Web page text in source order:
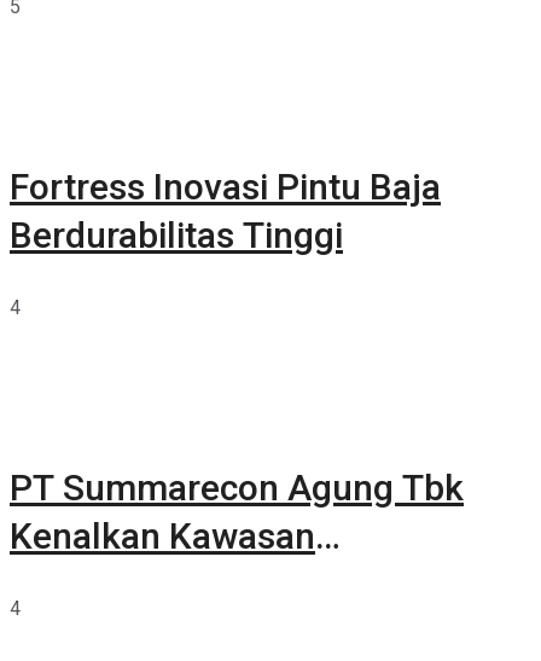
5
Fortress Inovasi Pintu Baja
Berdurabilitas Tinggi
4
PT Summarecon Agung Tbk
Kenalkan Kawasan
4